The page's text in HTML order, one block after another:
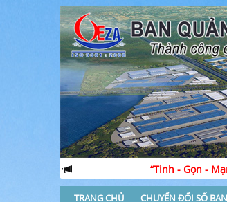
“Tinh - Gọn - Mạnh - Hiệu
TRANG CHỦ CHUYỂN ĐỔI SỐ